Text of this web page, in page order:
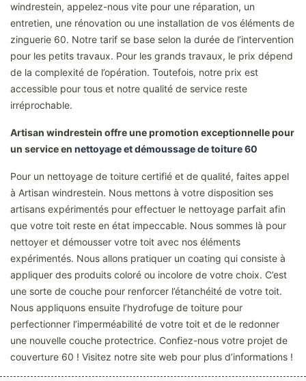
windrestein, appelez-nous vite pour une réparation, un
entretien, une rénovation ou une installation de vos éléments de
zinguerie 60. Notre tarif se base selon la durée de l’intervention
pour les petits travaux. Pour les grands travaux, le prix dépend
de la complexité de l’opération. Toutefois, notre prix est
accessible pour tous et notre qualité de service reste
irréprochable.
Artisan windrestein offre une promotion exceptionnelle pour
un service en nettoyage et démoussage de toiture 60
Pour un nettoyage de toiture certifié et de qualité, faites appel
à Artisan windrestein. Nous mettons à votre disposition ses
artisans expérimentés pour effectuer le nettoyage parfait afin
que votre toit reste en état impeccable. Nous sommes là pour
nettoyer et démousser votre toit avec nos éléments
expérimentés. Nous allons pratiquer un coating qui consiste à
appliquer des produits coloré ou incolore de votre choix. C’est
une sorte de couche pour renforcer l’étanchéité de votre toit.
Nous appliquons ensuite l’hydrofuge de toiture pour
perfectionner l’imperméabilité de votre toit et de le redonner
une nouvelle couche protectrice. Confiez-nous votre projet de
couverture 60 ! Visitez notre site web pour plus d’informations !